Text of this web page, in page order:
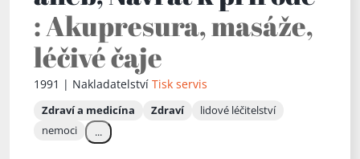
: Akupresura, masáže,
léčivé čaje
1991 | Nakladatelství Tisk servis
Zdraví a medicína Zdraví
lidové léčitelství
nemoci
...